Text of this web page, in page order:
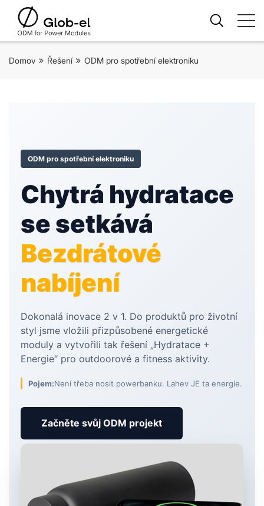
Domov Řešení ODM pro spotřební elektroniku
ODM pro spotřební elektroniku
Chytrá hydratace
se setkává
Bezdrátové
nabíjení
Dokonalá inovace 2 v 1. Do produktů pro životní
styl jsme vložili přizpůsobené energetické
moduly a vytvořili tak řešení „Hydratace +
Energie“ pro outdoorové a fitness aktivity.
Pojem:Není třeba nosit powerbanku. Lahev JE ta energie.
Začněte svůj ODM projekt